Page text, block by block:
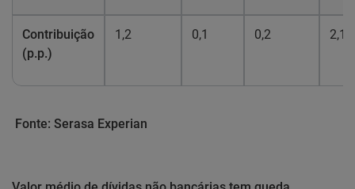
Contribuição
(p.p.)
1,2 0,1 0,2 2,1
Fonte: Serasa Experian